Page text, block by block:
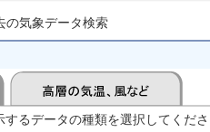
の気象データ検索
るデータの種類を選択してくだ